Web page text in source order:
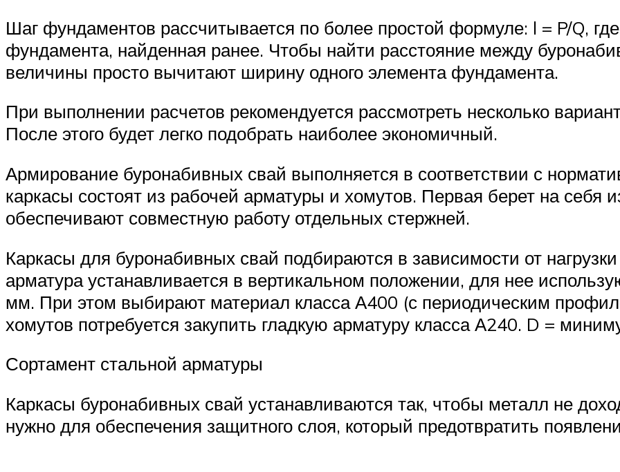
Шаг фундаментов рассчитывается по более простой формуле: l = P/Q,
фундамента, найденная ранее. Чтобы найти расстояние между
величины просто вычитают ширину одного элемента фундамента.
При выполнении расчетов рекомендуется рассмотреть несколько
После этого будет легко подобрать наиболее экономичный.
Армирование буронабивных свай выполняется в соответствии с
каркасы состоят из рабочей арматуры и хомутов. Первая берет на себя
обеспечивают совместную работу отдельных стержней.
Каркасы для буронабивных свай подбираются в зависимости от
арматура устанавливается в вертикальном положении, для нее
мм. При этом выбирают материал класса А400 (с периодическим
хомутов потребуется закупить гладкую арматуру класса А240. D =
Сортамент стальной арматуры
Каркасы буронабивных свай устанавливаются так, чтобы металл не
нужно для обеспечения защитного слоя, который предотвратить